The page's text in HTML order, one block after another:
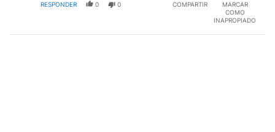
RESPONDER 0 0 COMPARTIR
MARCAR
COMO
INAPROPIADO